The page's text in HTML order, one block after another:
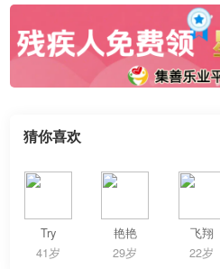
猜你喜欢
Try
41岁
艳艳
29岁
飞翔
22岁